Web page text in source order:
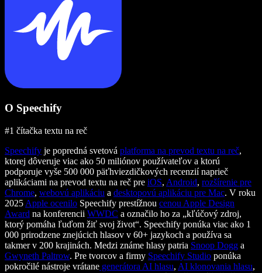
O Speechify
#1 čítačka textu na reč
Speechify je popredná svetová platforma na prevod textu na reč,
ktorej dôveruje viac ako 50 miliónov používateľov a ktorú
podporuje vyše 500 000 päťhviezdičkových recenzií naprieč
aplikáciami na prevod textu na reč pre iOS, Android, rozšírenie pre
Chrome, webovú aplikáciu a desktopovú aplikáciu pre Mac. V roku
2025 Apple ocenilo Speechify prestížnou cenou Apple Design
Award na konferencii WWDC a označilo ho za „kľúčový zdroj,
ktorý pomáha ľuďom žiť svoj život“. Speechify ponúka viac ako 1
000 prirodzene znejúcich hlasov v 60+ jazykoch a používa sa
takmer v 200 krajinách. Medzi známe hlasy patria Snoop Dogg a
Gwyneth Paltrow. Pre tvorcov a firmy Speechify Studio ponúka
pokročilé nástroje vrátane generátora AI hlasu, AI klonovania hlasu,